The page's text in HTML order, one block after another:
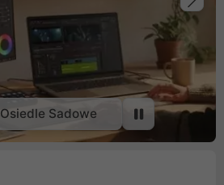
Osiedle Sadowe